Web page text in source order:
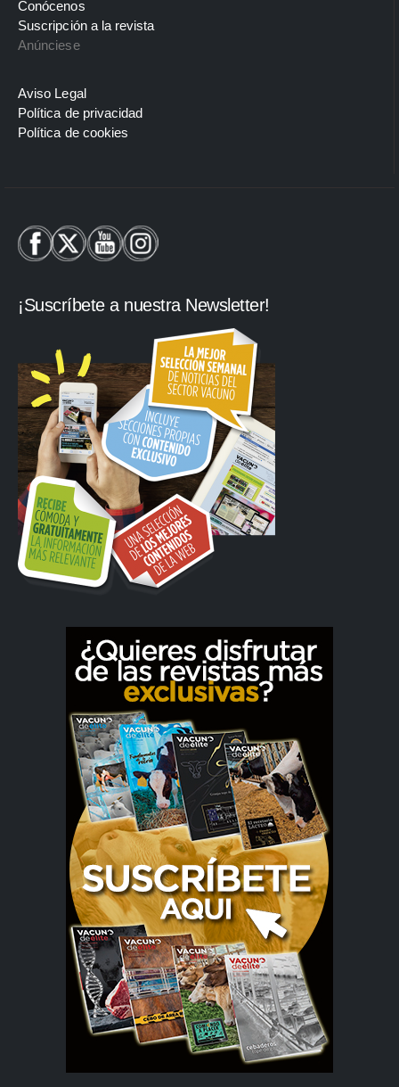
Conócenos
Suscripción a la revista
Anúnciese
Aviso Legal
Política de privacidad
Política de cookies
¡Suscríbete a nuestra Newsletter!